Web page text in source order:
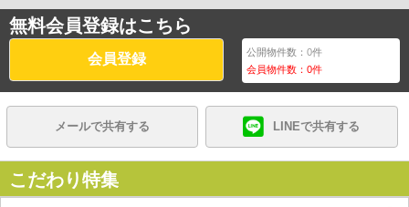
無料会員登録はこちら
会員登録 公開物件数：0件
会員物件数：0件
メールで共有する LINEで共有する
こだわり特集